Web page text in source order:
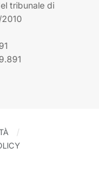
tribunale di